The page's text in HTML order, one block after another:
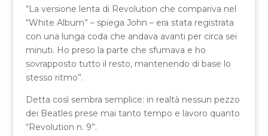
“La versione lenta di Revolution che compariva nel
“White Album” – spiega John – era stata registrata
con una lunga coda che andava avanti per circa sei
minuti. Ho preso la parte che sfumava e ho
sovrapposto tutto il resto, mantenendo di base lo
stesso ritmo”.
Detta così sembra semplice: in realtà nessun pezzo
dei Beatles prese mai tanto tempo e lavoro quanto
“Revolution n. 9”.